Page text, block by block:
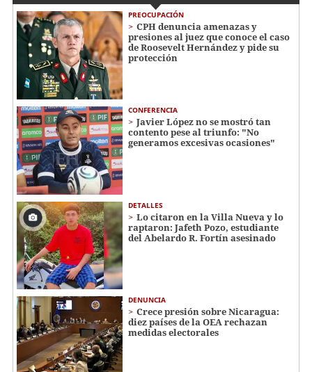
PREOCUPACIÓN
CPH denuncia amenazas y
presiones al juez que conoce el caso
de Roosevelt Hernández y pide su
protección
CONFERENCIA
Javier López no se mostró tan
contento pese al triunfo: "No
generamos excesivas ocasiones"
DETALLES
Lo citaron en la Villa Nueva y lo
raptaron: Jafeth Pozo, estudiante
del Abelardo R. Fortín asesinado
DENUNCIA
Crece presión sobre Nicaragua:
diez países de la OEA rechazan
medidas electorales